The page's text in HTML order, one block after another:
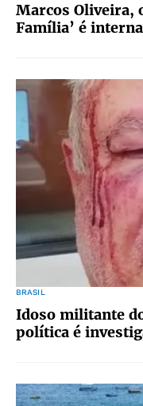
Marcos Oliveira,
Família’ é
BRASIL
Idoso militante
política é